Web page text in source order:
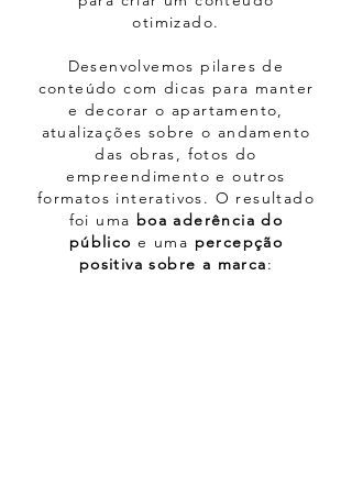
otimizado.
Desenvolvemos pilares de
conteúdo com dicas para manter
e decorar o apartamento,
atualizações sobre o andamento
das obras, fotos do
empreendimento e outros
formatos interativos. O resultado
foi uma boa aderência do
público e uma percepção
positiva sobre a marca: